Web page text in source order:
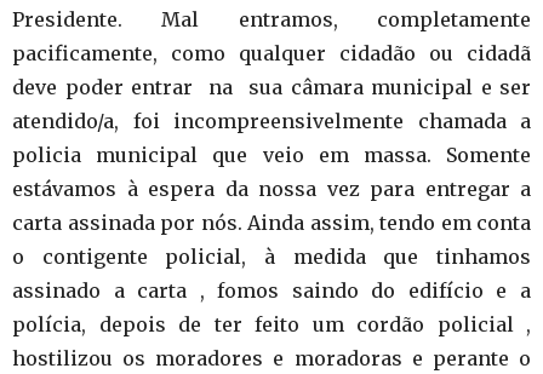
Presidente. Mal entramos, completamente
pacificamente, como qualquer cidadão ou cidadã
deve poder entrar na sua câmara municipal e ser
atendido/a, foi incompreensivelmente chamada a
policia municipal que veio em massa. Somente
estávamos à espera da nossa vez para entregar a
carta assinada por nós. Ainda assim, tendo em conta
o contigente policial, à medida que tinhamos
assinado a carta , fomos saindo do edifício e a
polícia, depois de ter feito um cordão policial ,
hostilizou os moradores e moradoras e perante o